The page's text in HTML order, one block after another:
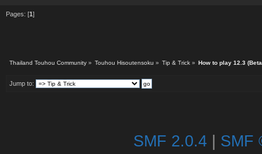
Pages: [1]
Thailand Touhou Community» Touhou Hisoutensoku » Tip & Trick » How to play 12.3
Jump to:
SMF 2.0.4| SMF